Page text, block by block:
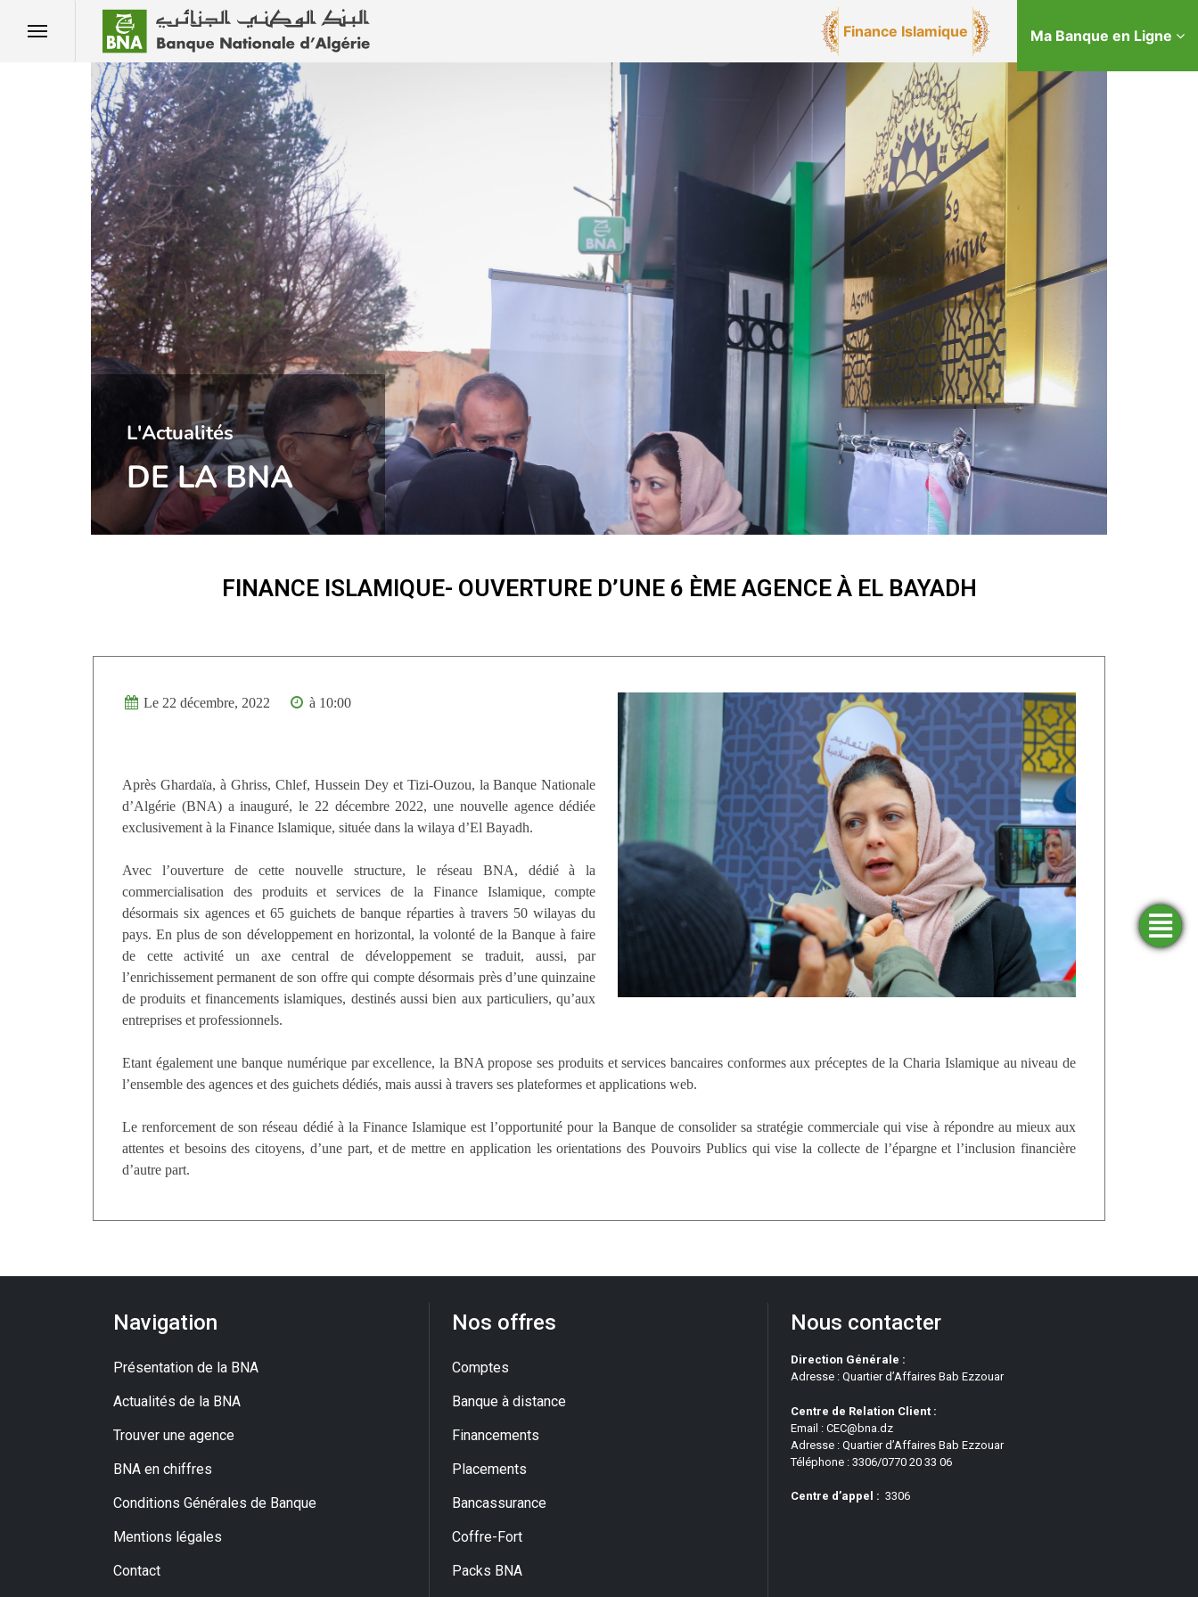
Finance Islamique Ma Banque en Ligne
l'Actualités
DE LA BNA
FINANCE ISLAMIQUE- OUVERTURE D’UNE 6 ÈME AGENCE À EL BAYADH
Le 22 décembre, 2022 à 10:00
Après Ghardaïa, à Ghriss, Chlef, Hussein Dey et Tizi-Ouzou, la Banque Nationale
d’Algérie (BNA) a inauguré, le 22 décembre 2022, une nouvelle agence dédiée
exclusivement à la Finance Islamique, située dans la wilaya d’El Bayadh.
Avec l’ouverture de cette nouvelle structure, le réseau BNA, dédié à la
commercialisation des produits et services de la Finance Islamique, compte
désormais six agences et 65 guichets de banque réparties à travers 50 wilayas du
pays. En plus de son développement en horizontal, la volonté de la Banque à faire
de cette activité un axe central de développement se traduit, aussi, par
l’enrichissement permanent de son offre qui compte désormais près d’une quinzaine
de produits et financements islamiques, destinés aussi bien aux particuliers, qu’aux
entreprises et professionnels.
Etant également une banque numérique par excellence, la BNA propose ses produits et services bancaires conformes aux préceptes de la Charia Islamique au niveau de
l’ensemble des agences et des guichets dédiés, mais aussi à travers ses plateformes et applications web.
Le renforcement de son réseau dédié à la Finance Islamique est l’opportunité pour la Banque de consolider sa stratégie commerciale qui vise à répondre au mieux aux
attentes et besoins des citoyens, d’une part, et de mettre en application les orientations des Pouvoirs Publics qui vise la collecte de l’épargne et l’inclusion financière
d’autre part.
Navigation
Présentation de la BNA
Actualités de la BNA
Trouver une agence
BNA en chiffres
Conditions Générales de Banque
Mentions légales
Contact
Nos offres
Comptes
Banque à distance
Financements
Placements
Bancassurance
Coffre-Fort
Packs BNA
Nous contacter
Direction Générale :
Adresse : Quartier d’Affaires Bab Ezzouar
Centre de Relation Client :
Email : CEC@bna.dz
Adresse : Quartier d’Affaires Bab Ezzouar
Téléphone : 3306/0770 20 33 06
Centre d’appel : 3306
Trouver
une
agence
Demander
un
financement
Simulateurs
Ouvrir
un
compte